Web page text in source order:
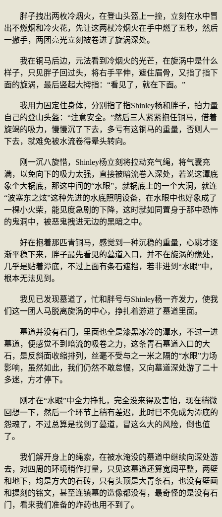
胖子拽出两枚冷烟火，在登山头盔上一撞，立刻在水中冒
出不燃烟和冷火花，先让这两杖冷烟火在手中燃了五秒，然后
一撤手，两团亮光立刻被卷进了旋涡深处。
我在铜马后边，元法看到冷烟火的光芒，在旋涡中是什么
样子，只见胖子回过头，将右手平伸，遮住眉骨，又指了指下
面的旋涡，最后竖起大拇指：“看见了，就在下面。”
我用力固定住身体，分别指了指Shinley杨和胖子，拍力量
自己的登山头盔：“注意安全。”然后三人紧紧抱任铜马，借着
旋竭的吸力，慢慢沉了下去，多亏有这铜马的重量，否则人一
下去，就难免被水流卷得晕头转向。
刚一沉八旋惜，Shinley杨立刻将拉动充气绳，将气囊充
满，以免向下的吸力太强，直接被暗流卷入深处，若说这潭底
象个大锅底，那这中间的“水眼”，就锅底上的一个大洞，就连
“波塞东之炫”这种先进的水底照明设备，在水眼中也好象成了
一棵小火柴，能见度急剧的下降，这时就如同置身于那中恐怖
的鬼洞中，被恶鬼拽进无边的黑暗之中。
好在抱着那匹青铜马，感觉到一种沉稳的重量，心跳才逐
渐平稳下来，胖子最先看见的墓道入口，并不在旋涡的豫处，
几乎是贴着潭底，不过上面有条石遮挡，若非进到“水眼”中，
根本无法见到。
我见已发现墓道了，忙和胖号与Shinley杨一齐发力，使我
们这一团人马脱离旋涡的中心，挣扎着游进了墓道里面。
墓道并没有石门，里面也全是漆黑冰冷的潭水，不过一进
墓道，便感觉不到暗流的吸卷之力，这条青石墓道入口的大
石，是反斜面收缩排列，丝毫不受与之一米之隔的“水眼”力场
影响，虽然如此，我们仍然不敢怠慢，又向墓道深处游了二十
多迷，方才停下。
刚才在“水眼”中全力挣扎，完全没来得及害怕，现在稍微
回想一下，然后一个环节上稍有差迟，此时巳不免成为潭底的
怨魂了，不过总算是找到了墓道，冒这么大的风险，倒也值
了。
我们解开身上的绳索，在被水淹没的墓道中继续向深处游
去，对四周的环境稍作打量，只见这墓道还算宽阔平整，两壁
和地下，均是方大的石砖，只有头顶是大青条石，也没有壁画
和提刻的铭文，甚至连镇墓的造像都没有，最奇怪的是没有石
门，看来我们准备的炸药也用不到了。